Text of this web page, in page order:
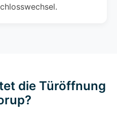
die Türöffnung